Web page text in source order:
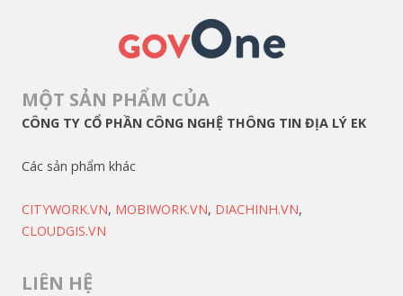
MỘT SẢN PHẨM CỦA
CÔNG TY CỔ PHẦN CÔNG NGHỆ THÔNG TIN ĐỊA LÝ EK
Các sản phẩm khác
CITYWORK.VN, MOBIWORK.VN, DIACHINH.VN,
CLOUDGIS.VN
LIÊN HỆ